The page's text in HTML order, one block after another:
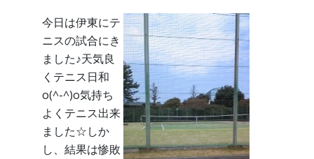
今日は伊東にテ
ニスの試合にき
ました♪天気良
くテニス日和
o(^-^)o気持ち
よくテニス出来
ました☆しか
し、結果は惨敗